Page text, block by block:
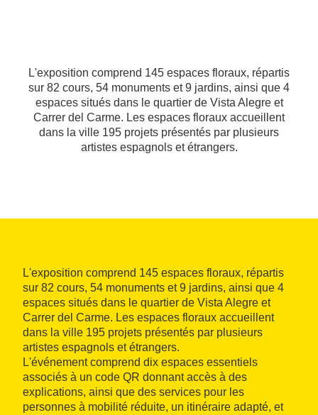
L'exposition comprend 145 espaces floraux, répartis
sur 82 cours, 54 monuments et 9 jardins, ainsi que 4
espaces situés dans le quartier de Vista Alegre et
Carrer del Carme. Les espaces floraux accueillent
dans la ville 195 projets présentés par plusieurs
artistes espagnols et étrangers.
L'exposition comprend 145 espaces floraux, répartis
sur 82 cours, 54 monuments et 9 jardins, ainsi que 4
espaces situés dans le quartier de Vista Alegre et
Carrer del Carme. Les espaces floraux accueillent
dans la ville 195 projets présentés par plusieurs
artistes espagnols et étrangers.
L'événement comprend dix espaces essentiels
associés à un code QR donnant accès à des
explications, ainsi que des services pour les
personnes à mobilité réduite, un itinéraire adapté, et